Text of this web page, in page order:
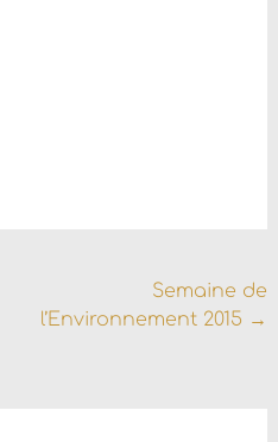
Semaine de
l’Environnement 2015 →